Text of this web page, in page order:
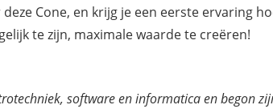
Cone, en krijg je een eerste ervaring
te zijn, maximale waarde te creëren!
software en informatica en begon